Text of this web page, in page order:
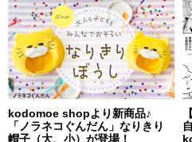
kodomoe shopより新商品♪
「ノラネコぐんだん」なりきり
帽子（大、小）が登場！